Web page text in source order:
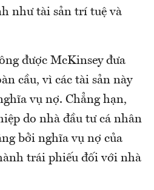
như tài sản trí tuệ và
được McKinsey đưa
cầu, vì các tài sản này
vụ nợ. Chẳng hạn,
do nhà đầu tư cá nhân
bởi nghĩa vụ nợ của
trái phiếu đối với nhà